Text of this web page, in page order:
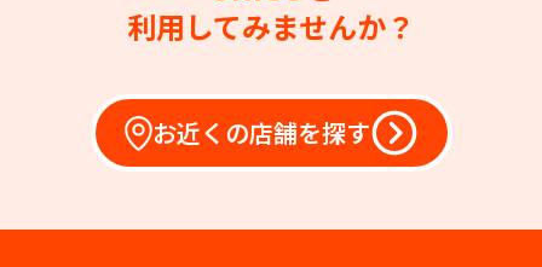
利用してみませんか？
お近くの店舗を探す